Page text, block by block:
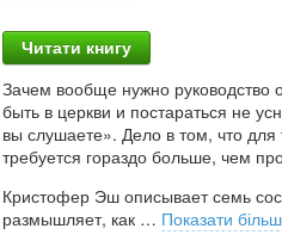
Читати книгу
Зачем вообще нужно руководство
быть в церкви и постараться не
вы слушаете». Дело в том, что
требуется гораздо больше, чем
Кристофер Эш описывает семь
размышляет, как … Показати